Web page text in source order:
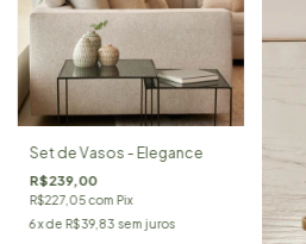
Set de Vasos - Elegance
R$239,00
R$227,05com Pix
6x de R$39,83 sem juros